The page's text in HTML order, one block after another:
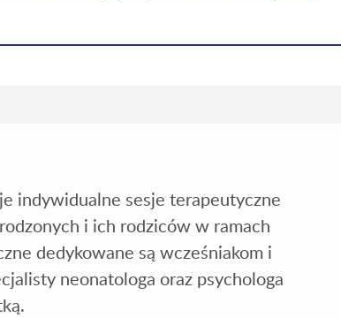
indywidualne sesje terapeutyczne
i ich rodziców w ramach
dedykowane są wcześniakom i
neonatologa oraz psychologa